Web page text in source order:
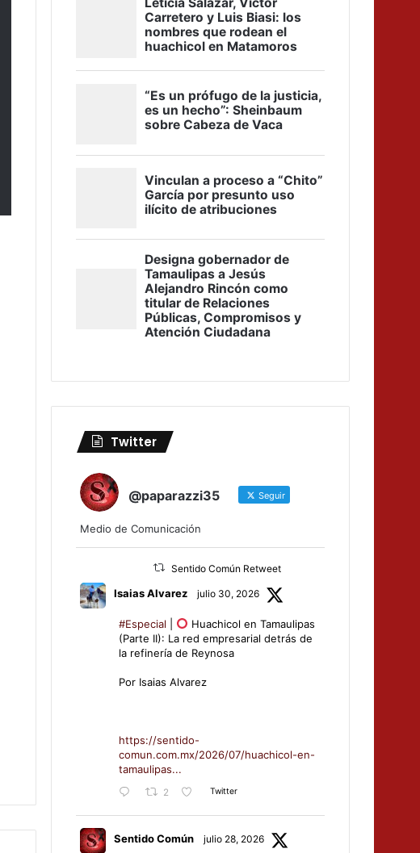
Twitter
@paparazzi35 Seguir
Medio de Comunicación
Sentido Común Retweet
Isaias Alvarez julio 30, 2026
#Especial
Huachicol en Tamaulipas
(Parte II): La red empresarial detrás de
la refinería de Reynosa
Por Isaias Alvarez
https://sentido-
comun.com.mx/2026/07/huachicol-en-
tamaulipas...
2 Twitter
Sentido Común julio 28, 2026